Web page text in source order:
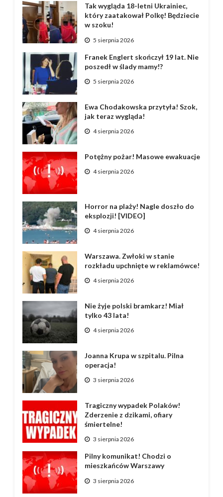
Tak wygląda 18-letni Ukrainiec,
który zaatakował Polkę! Będziecie
w szoku!
5 sierpnia 2026
Franek Englert skończył 19 lat. Nie
poszedł w ślady mamy!?
5 sierpnia 2026
Ewa Chodakowska przytyła! Szok,
jak teraz wygląda!
4 sierpnia 2026
Potężny pożar! Masowe ewakuacje
4 sierpnia 2026
Horror na plaży! Nagle doszło do
eksplozji! [VIDEO]
4 sierpnia 2026
Warszawa. Zwłoki w stanie
rozkładu upchnięte w reklamówce!
4 sierpnia 2026
Nie żyje polski bramkarz! Miał
tylko 43 lata!
4 sierpnia 2026
Joanna Krupa w szpitalu. Pilna
operacja!
3 sierpnia 2026
Tragiczny wypadek Polaków!
Zderzenie z dzikami, ofiary
śmiertelne!
3 sierpnia 2026
Pilny komunikat! Chodzi o
mieszkańców Warszawy
3 sierpnia 2026